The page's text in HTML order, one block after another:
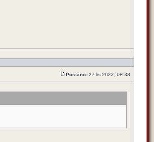
Postano: 27 lis 2022, 08:38